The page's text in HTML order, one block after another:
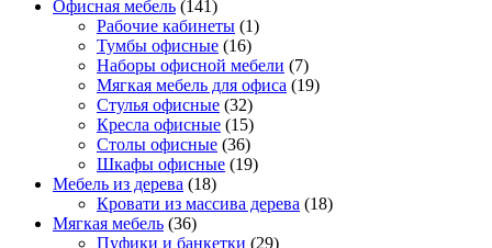
Офисная мебель (141)
Рабочие кабинеты (1)
Тумбы офисные (16)
Наборы офисной мебели (7)
Мягкая мебель для офиса (19)
Стулья офисные (32)
Кресла офисные (15)
Столы офисные (36)
Шкафы офисные (19)
Мебель из дерева (18)
Кровати из массива дерева (18)
Мягкая мебель (36)
Пуфики и банкетки (29)